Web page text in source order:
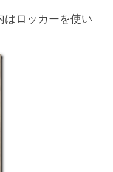
はロッカーを使い